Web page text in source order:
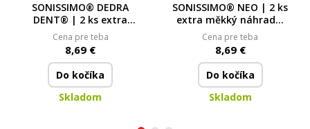
SONISSIMO® DEDRA
DENT® | 2 ks extra
měkký náhradní
kartáček | pouze pro
starší typ strojku
Cena pre teba
8,69 €
Do kočíka
Skladom
SONISSIMO® NEO | 2 ks
extra měkký náhradní
kartáček – černý
Cena pre teba
8,69 €
Do kočíka
Skladom